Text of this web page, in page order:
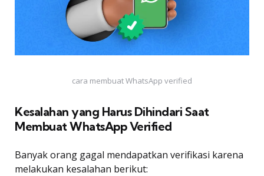
cara membuat WhatsApp verified
Kesalahan yang Harus Dihindari Saat
Membuat WhatsApp Verified
Banyak orang gagal mendapatkan verifikasi karena
melakukan kesalahan berikut: